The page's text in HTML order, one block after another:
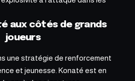
aux côtés de grands
joueurs
une stratégie de renforcement
et jeunesse. Konaté est en